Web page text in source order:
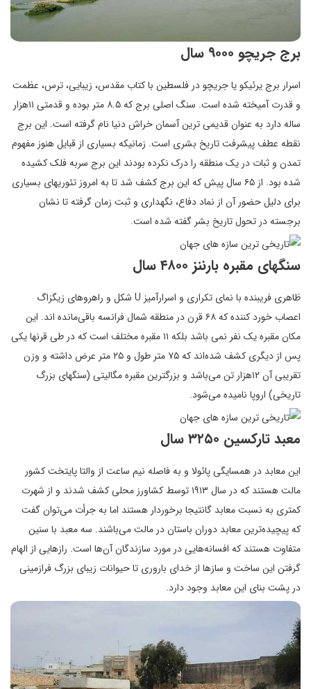
برج جریچو ۹۰۰۰ سال
اسرار برج یرئیکو یا جریچو در فلسطین با کتاب مقدس، زیبایی، ترس، عظمت
و قدرت آمیخته شده است. سنگ اصلی برج که ۸.۵ متر بوده و قدمتی ۱۱هزار
ساله دارد به عنوان قدیمی ترین آسمان خراش دنیا نام گرفته است. این برج
نقطه عطف پیشرفت تاریخ بشری است. زمانیکه بسیاری از قبایل هنوز مفهوم
تمدن و ثبات در یک منطقه را درک نکرده بودند این برج سربه فلک کشیده
شده بود. از ۶۵ سال پیش که این برج کشف شد تا به امروز تئوریهای بسیاری
برای دلیل حضور آن از نماد دفاع، نگهداری و ثبت زمان گرفته تا نشان
برجسته در تحول تاریخ بشر گفته شده است.
سنگهای مقبره بارننز ۴۸۰۰ سال
ظاهری فریبنده با نمای تکراری و اسرارآمیز U شکل و راهروهای زیگزاگ
اعصاب خورد کننده که ۶۸ قرن در منطقه شمال فرانسه باقی‌مانده اند. این
مکان مقبره یک نفر نمی باشد بلکه ۱۱ مقبره مختلف است که در طی قرنها یکی
پس از دیگری کشف شده‌اند که ۷۵ متر طول و ۲۵ متر عرض داشته و وزن
تقریبی آن ۱۲هزار تن می‌باشد و بزرگترین مقبره مگالیتی (سنگهای بزرگ
تاریخی) اروپا نامیده می‌شود.
معبد تارکسین ۳۲۵۰ سال
این معابد در همسایگی پائولا و به فاصله نیم ساعت از والتا پایتخت کشور
مالت هستند که در سال ۱۹۱۳ توسط کشاورز محلی کشف شدند و از شهرت
کمتری به نسبت معابد گانتیجا برخوردار هستند اما به جرأت می‌توان گفت
که پیچیده‌ترین معابد دوران باستان در مالت می‌باشند. سه معبد با سنین
متفاوت هستند که افسانه‌هایی در مورد سازندگان آن‌ها است. رازهایی از الهام
گرفتن این ساخت و سازها از خدای باروری تا حیوانات زیبای بزرگ فرازمینی
در پشت بنای این معابد وجود دارد.